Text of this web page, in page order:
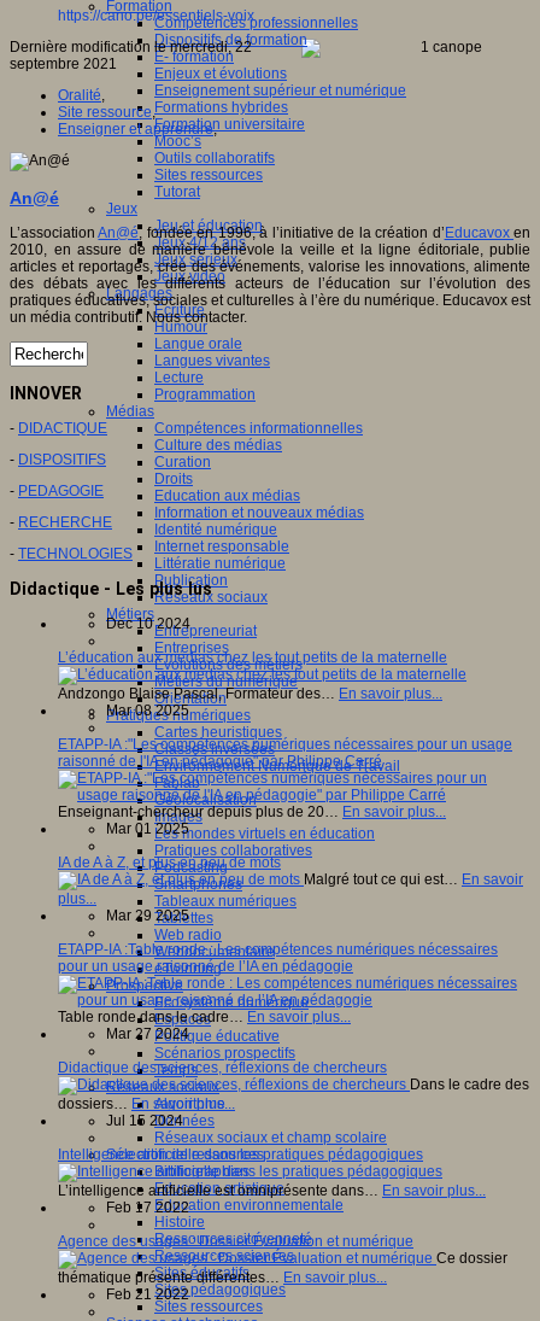
Formation
Compétences professionnelles
Dispositifs de formation
E- formation
Enjeux et évolutions
Enseignement supérieur et numérique
Formations hybrides
Formation universitaire
Mooc’s
Outils collaboratifs
Sites ressources
Tutorat
Jeux
Jeu et éducation
Jeux 4/12 ans
Jeux sérieux
Jeux vidéo
Langages
Ecriture
Humour
Langue orale
Langues vivantes
Lecture
Programmation
Médias
Compétences informationnelles
Culture des médias
Curation
Droits
Education aux médias
Information et nouveaux médias
Identité numérique
Internet responsable
Littératie numérique
Publication
Réseaux sociaux
Métiers
Entrepreneuriat
Entreprises
Evolutions des métiers
Métiers du numérique
Orientation
Pratiques numériques
Cartes heuristiques
Classes inversées
Environnement Numérique de Travail
Fablab
Géolocalisation
Images
Les mondes virtuels en éducation
Pratiques collaboratives
Podcasting
Smartphones
Tableaux numériques
Tablettes
Web radio
Webdocumentaire
eTwinning
Prospective
Ecosystème numérique
Espaces
Politique éducative
Scénarios prospectifs
Temps
Réseaux sociaux
Algorithme
Données
Réseaux sociaux et champ scolaire
Sélection de ressources
Bibliographies
Education artistique
Education environnementale
Histoire
Ressources citoyenneté
Ressources sciences
Sites éducatifs
Sites pédagogiques
Sites ressources
https://cano.pe/essentiels-voix
Dernière modification le mercredi, 22
septembre 2021
Oralité,
Site ressource,
Enseigner et apprendre,
An@é
L’associationAn@é, fondée en 1996, à l’initiative de la création d’ Educavoxen
2010, en assure de manière bénévole la veille et la ligne éditoriale, publie
articles et reportages, crée des événements, valorise les innovations, alimente
des débats avec les différents acteurs de l’éducation sur l’évolution des
pratiques éducatives, sociales et culturelles à l’ère du numérique. Educavox est
un média contributif. Nous contacter.
INNOVER
- DIDACTIQUE
- DISPOSITIFS
- PEDAGOGIE
- RECHERCHE
- TECHNOLOGIES
Didactique - Les plus lus
Dec 10 2024
L’éducation aux médias chez les tout petits de la maternelle
Andzongo Blaise Pascal, Formateur des… En savoir plus...
Mar 08 2025
ETAPP-IA :"Les compétences numériques nécessaires pour un usage
raisonné de l'IA en pédagogie" par Philippe Carré
Enseignant-chercheur depuis plus de 20… En savoir plus...
Mar 01 2025
IA de A à Z, et plus en peu de mots
Malgré tout ce qui est… En savoir
plus...
Mar 29 2025
ETAPP-IA :Table ronde : Les compétences numériques nécessaires
pour un usage raisonné de l’IA en pédagogie
Table ronde dans le cadre… En savoir plus...
Mar 27 2024
Didactique des sciences, réflexions de chercheurs
Dans le cadre des
dossiers… En savoir plus...
Jul 15 2024
Intelligence artificielle dans les pratiques pédagogiques
L’intelligence artificielle est omniprésente dans… En savoir plus...
Feb 17 2022
Agence des usages : Dossier Évaluation et numérique
Ce dossier
thématique présente différentes… En savoir plus...
Feb 21 2022